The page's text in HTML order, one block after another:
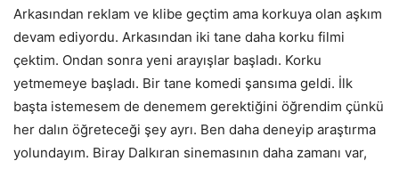
Arkasından reklam ve klibe geçtim ama korkuya olan aşkım
devam ediyordu. Arkasından iki tane daha korku filmi
çektim. Ondan sonra yeni arayışlar başladı. Korku
yetmemeye başladı. Bir tane komedi şansıma geldi. İlk
başta istemesem de denemem gerektiğini öğrendim çünkü
her dalın öğreteceği şey ayrı. Ben daha deneyip araştırma
yolundayım. Biray Dalkıran sinemasının daha zamanı var,